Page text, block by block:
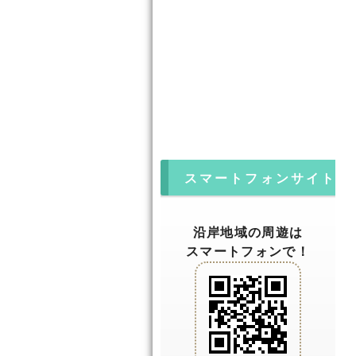
スマートフォンサイト
沿岸地域の周遊は
スマートフォンで！